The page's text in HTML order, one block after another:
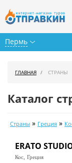
Пермь
Календарь туров
Цены дня
ГЛАВНАЯ СТРАНЫ
Каталог
Страны » Греция »
ERATO
Кос, Греция